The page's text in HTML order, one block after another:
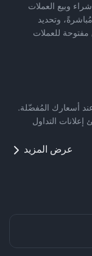
وبيع العملات
وتحديد
للعملات
عند أسعارك المُفضّلة.
التداول
عرض المزيد